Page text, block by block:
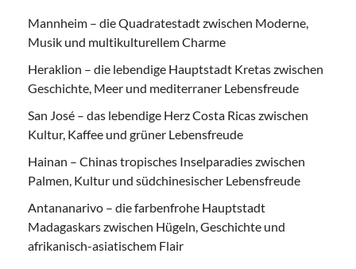
Mannheim – die Quadratestadt zwischen Moderne,
Musik und multikulturellem Charme
Heraklion – die lebendige Hauptstadt Kretas zwischen
Geschichte, Meer und mediterraner Lebensfreude
San José – das lebendige Herz Costa Ricas zwischen
Kultur, Kaffee und grüner Lebensfreude
Hainan – Chinas tropisches Inselparadies zwischen
Palmen, Kultur und südchinesischer Lebensfreude
Antananarivo – die farbenfrohe Hauptstadt
Madagaskars zwischen Hügeln, Geschichte und
afrikanisch-asiatischem Flair